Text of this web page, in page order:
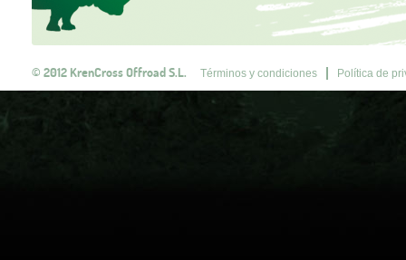
© 2012 KrenCross Offroad S.L. Términos y condiciones Política de